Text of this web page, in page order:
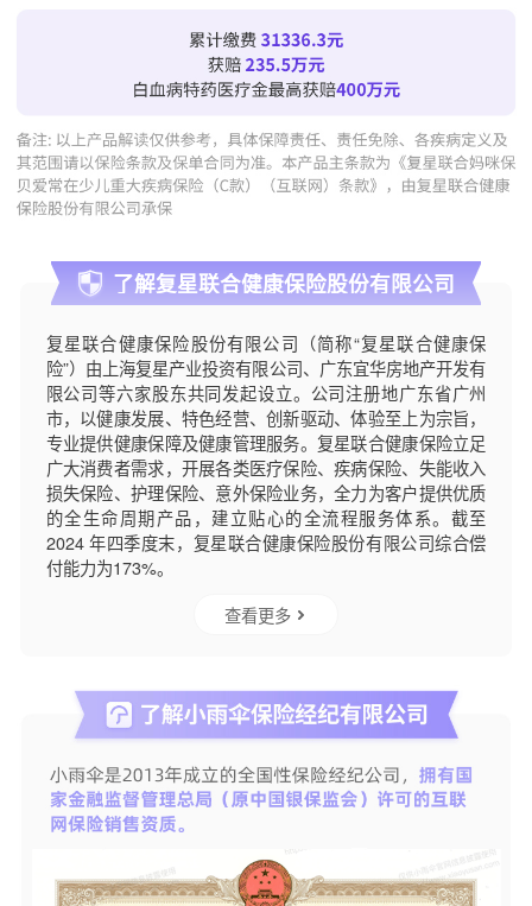
了解复星联合健康保险股份有限公司
复星联合健康保险股份有限公司（简称“复星联合健康保
险”）由上海复星产业投资有限公司、广东宜华房地产开发有
限公司等六家股东共同发起设立。公司注册地广东省广州
市，以健康发展、特色经营、创新驱动、体验至上为宗旨，
专业提供健康保障及健康管理服务。复星联合健康保险立足
广大消费者需求，开展各类医疗保险、疾病保险、失能收入
损失保险、护理保险、意外保险业务，全力为客户提供优质
的全生命周期产品，建立贴心的全流程服务体系。截至
2024 年四季度末，复星联合健康保险股份有限公司综合偿
付能力为173%。
查看更多